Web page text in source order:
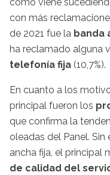
como viene
con más
de 2021 fue la banda
ha reclamado alguna
telefonía fija (10,7%).
En cuanto a los
principal fueron los
que confirma la
oleadas del Panel.
ancha fija, el principal
de calidad del